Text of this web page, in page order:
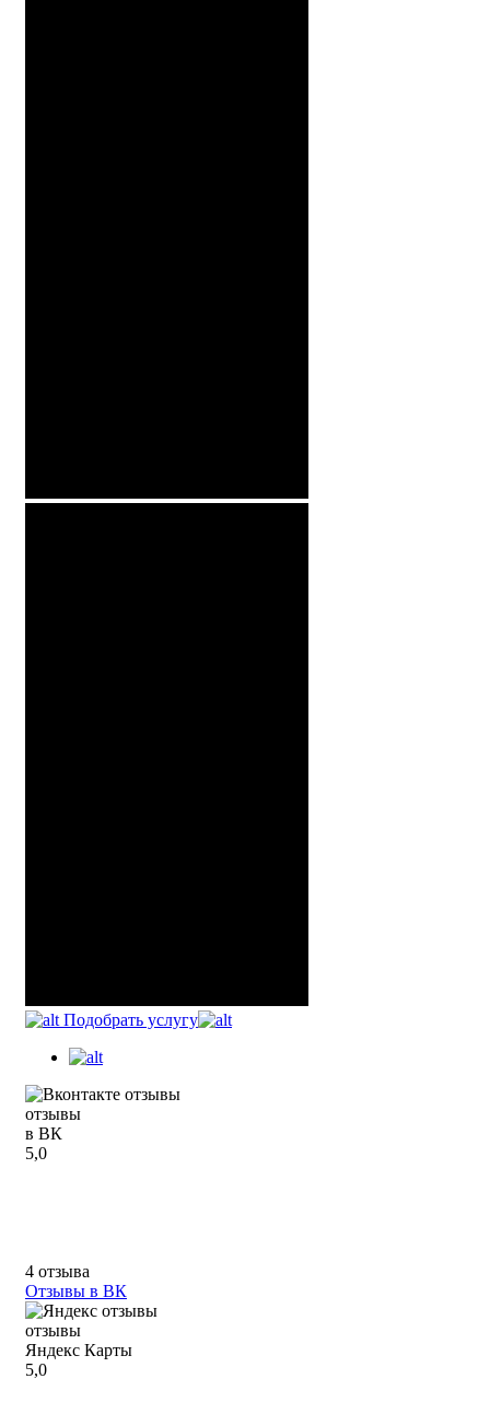
Подобрать услугу
отзывы
в ВК
5,0
4 отзыва
Отзывы в ВК
отзывы
Яндекс Карты
5,0